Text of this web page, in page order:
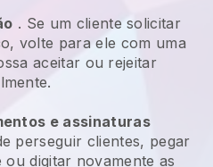
. Se um cliente solicitar
volte para ele com uma
aceitar ou rejeitar
e assinaturas
perseguir clientes, pegar
digitar novamente as